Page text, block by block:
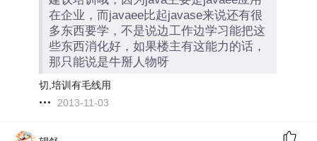
在企业，而javaee比起javase来说还有很
多东西要学，不是说边工作边学习能把这
些东西消化好，如果楼主有这能力的话，
那只能说是牛掰人物呀
切,培训有毛线用
2013-11-03